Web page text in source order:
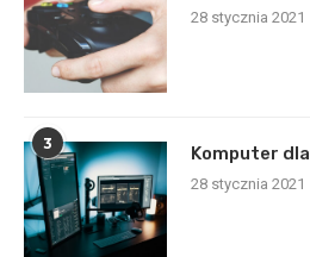
28 stycznia 2021
3
Komputer
28 stycznia 2021